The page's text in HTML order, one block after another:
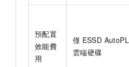
預配置
效能費
用
僅 ESSD AutoPL
雲端硬碟